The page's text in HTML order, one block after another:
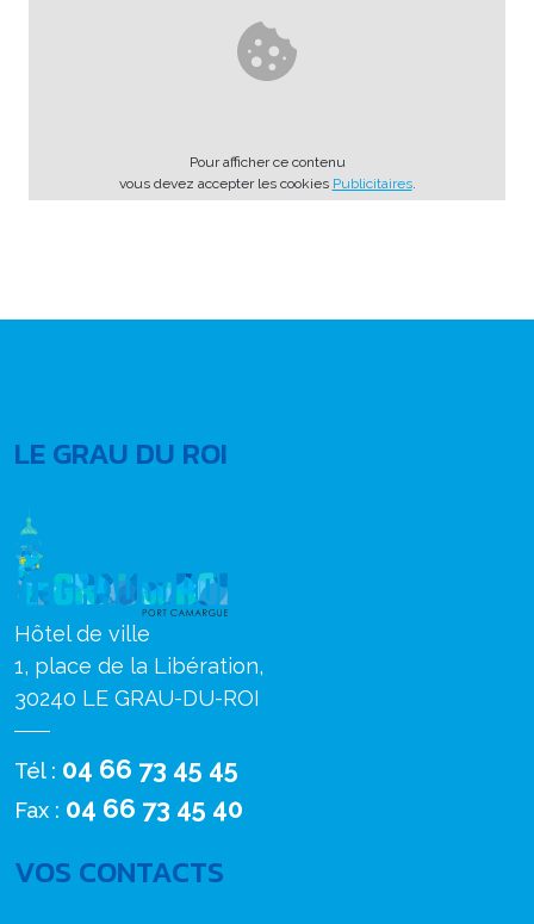
Pour afficher ce contenu
vous devez accepter les cookies Publicitaires.
LE GRAU DU ROI
Hôtel de ville
1, place de la Libération,
30240 LE GRAU-DU-ROI
Tél : 04 66 73 45 45
Fax : 04 66 73 45 40
VOS CONTACTS